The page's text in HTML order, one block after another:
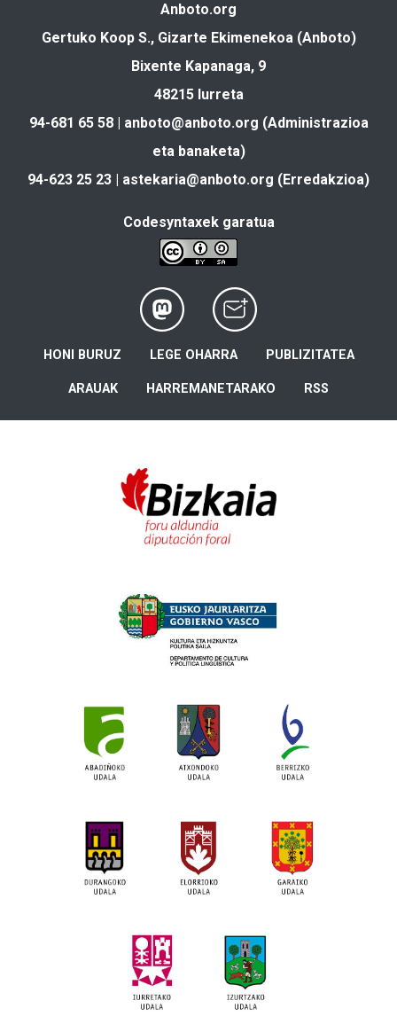
Anboto.org
Gertuko Koop S., Gizarte Ekimenekoa (Anboto)
Bixente Kapanaga, 9
48215 Iurreta
94-681 65 58 | anboto@anboto.org (Administrazioa
eta banaketa)
94-623 25 23 | astekaria@anboto.org (Erredakzioa)
Codesyntaxek garatua
HONI BURUZ LEGE OHARRA PUBLIZITATEA
ARAUAK HARREMANETARAKO RSS